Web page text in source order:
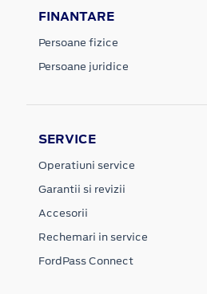
FINANTARE
Persoane fizice
Persoane juridice
SERVICE
Operatiuni service
Garantii si revizii
Accesorii
Rechemari in service
FordPass Connect